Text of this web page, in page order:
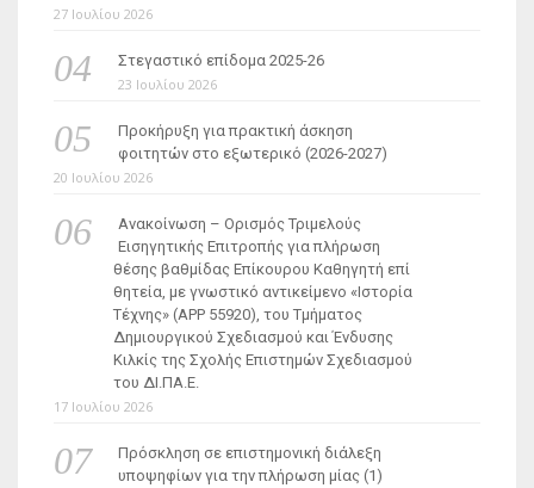
27 Ιουλίου 2026
Στεγαστικό επίδομα 2025-26
23 Ιουλίου 2026
Προκήρυξη για πρακτική άσκηση
φοιτητών στο εξωτερικό (2026-2027)
20 Ιουλίου 2026
Ανακοίνωση – Ορισμός Τριμελούς
Εισηγητικής Επιτροπής για πλήρωση
θέσης βαθμίδας Επίκουρου Καθηγητή επί
θητεία, με γνωστικό αντικείμενο «Ιστορία
Τέχνης» (ΑΡΡ 55920), του Τμήματος
Δημιουργικού Σχεδιασμού και Ένδυσης
Κιλκίς της Σχολής Επιστημών Σχεδιασμού
του ΔΙ.ΠΑ.Ε.
17 Ιουλίου 2026
Πρόσκληση σε επιστημονική διάλεξη
υποψηφίων για την πλήρωση μίας (1)